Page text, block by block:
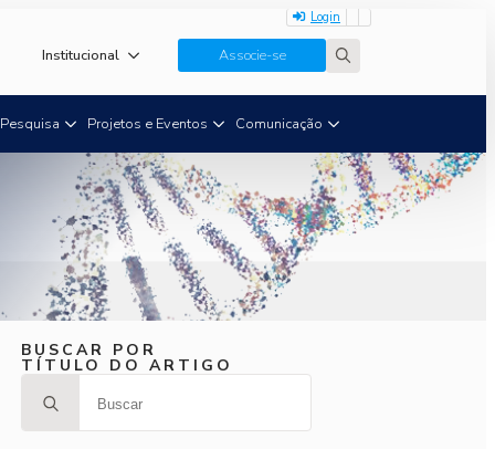
Login
Institucional Associe-se
Pesquisa Projetos e Eventos Comunicação
BUSCAR POR
TÍTULO DO ARTIGO
for: